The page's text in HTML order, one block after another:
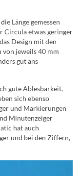
Länge gemessen
Circula etwas geringer
Design mit den
von jeweils 40 mm
gut ans
gute Ablesbarkeit,
sich ebenso
und Markierungen
Minutenzeiger
hat auch
und bei den Ziffern,